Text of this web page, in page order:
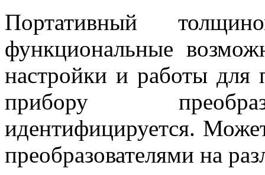
Портативный
функциональные
настройки и работы для
прибору
идентифицируется.
преобразователями на